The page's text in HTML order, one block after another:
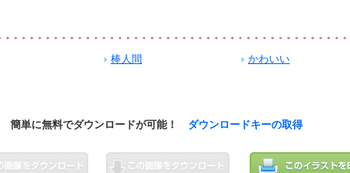
棒人間
かわいい
簡単に無料でダウンロードが可能！ ダウンロードキーの取得